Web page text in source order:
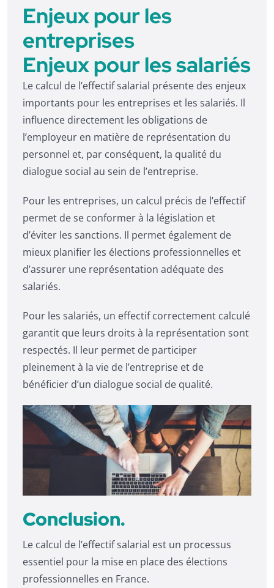
Enjeux pour les
entreprises
Enjeux pour les salariés
Le calcul de l’effectif salarial présente des enjeux
importants pour les entreprises et les salariés. Il
influence directement les obligations de
l’employeur en matière de représentation du
personnel et, par conséquent, la qualité du
dialogue social au sein de l’entreprise.
Pour les entreprises, un calcul précis de l’effectif
permet de se conformer à la législation et
d’éviter les sanctions. Il permet également de
mieux planifier les élections professionnelles et
d’assurer une représentation adéquate des
salariés.
Pour les salariés, un effectif correctement calculé
garantit que leurs droits à la représentation sont
respectés. Il leur permet de participer
pleinement à la vie de l’entreprise et de
bénéficier d’un dialogue social de qualité.
Conclusion.
Le calcul de l’effectif salarial est un processus
essentiel pour la mise en place des élections
professionnelles en France.